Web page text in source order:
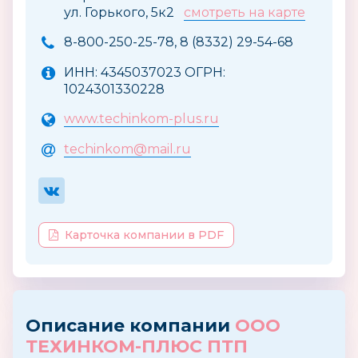
ул. Горького, 5к2 смотреть на карте
8-800-250-25-78, 8 (8332) 29-54-68
ИНН: 4345037023 ОГРН:
1024301330228
www.techinkom-plus.ru
techinkom@mail.ru
Карточка компании в PDF
Описание компании ООО
ТЕХИНКОМ-ПЛЮС ПТП